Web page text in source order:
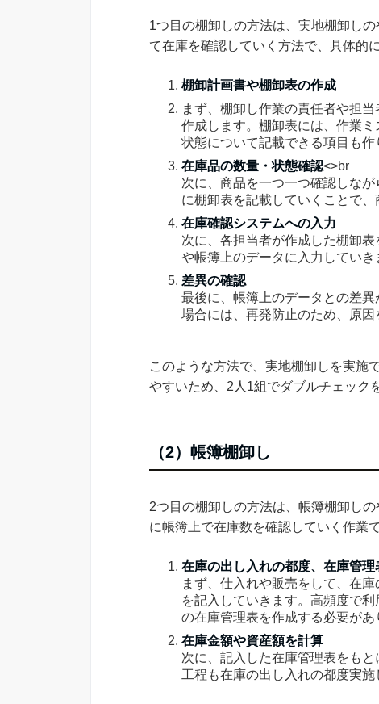
1つ目の棚卸しの方法は、実地棚卸し
て在庫を確認していく方法で、具体的
棚卸計画書や棚卸表の作成
まず、棚卸し作業の責任者や担
作成します。棚卸表には、作業
状態について記載できる項目も作
在庫品の数量・状態確認<>br
次に、商品を一つ一つ確認しな
に棚卸表を記載していくことで
在庫確認システムへの入力
次に、各担当者が作成した棚卸
や帳簿上のデータに入力していき
差異の確認
最後に、帳簿上のデータとの差
場合には、再発防止のため、原因
このような方法で、実地棚卸しを実施
やすいため、2人1組でダブルチェック
（2）帳簿棚卸し
2つ目の棚卸しの方法は、帳簿棚卸し
に帳簿上で在庫数を確認していく作業で
在庫の出し入れの都度、在庫管理
まず、仕入れや販売をして、在
を記入していきます。高頻度で
の在庫管理表を作成する必要があ
在庫金額や資産額を計算
次に、記入した在庫管理表をも
工程も在庫の出し入れの都度実施